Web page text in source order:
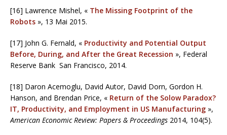
[16] Lawrence Mishel, « The Missing Footprint of the
Robots », 13 Mai 2015.
[17] John G. Fernald, « Productivity and Potential Output
Before, During, and After the Great Recession », Federal
Reserve Bank San Francisco, 2014.
[18] Daron Acemoglu, David Autor, David Dorn, Gordon H.
Hanson, and Brendan Price, « Return of the Solow Paradox?
IT, Productivity, and Employment in US Manufacturing »,
American Economic Review: Papers & Proceedings 2014, 104(5).